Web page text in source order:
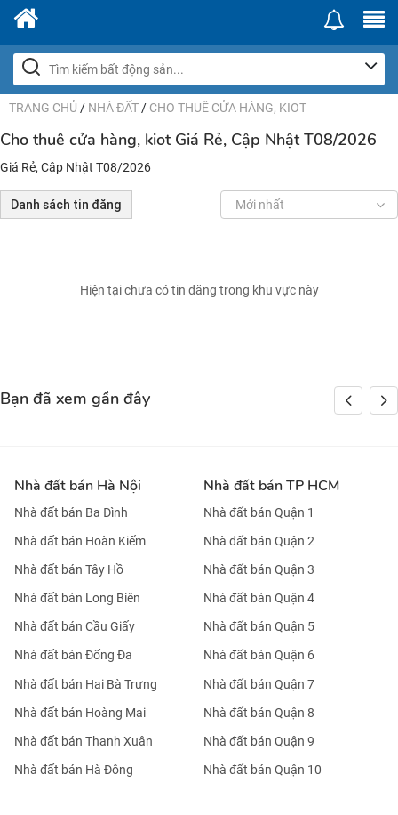
TRANG CHỦ / NHÀ ĐẤT / CHO THUÊ CỬA HÀNG, KIOT
Cho thuê cửa hàng, kiot Giá Rẻ, Cập Nhật T08/2026
Giá Rẻ, Cập Nhật T08/2026
Danh sách tin đăng Mới nhất
Hiện tại chưa có tin đăng trong khu vực này
Bạn đã xem gần đây
Nhà đất bán Hà Nội
Nhà đất bán Ba Đình
Nhà đất bán Hoàn Kiếm
Nhà đất bán Tây Hồ
Nhà đất bán Long Biên
Nhà đất bán Cầu Giấy
Nhà đất bán Đống Đa
Nhà đất bán Hai Bà Trưng
Nhà đất bán Hoàng Mai
Nhà đất bán Thanh Xuân
Nhà đất bán Hà Đông
Nhà đất bán TP HCM
Nhà đất bán Quận 1
Nhà đất bán Quận 2
Nhà đất bán Quận 3
Nhà đất bán Quận 4
Nhà đất bán Quận 5
Nhà đất bán Quận 6
Nhà đất bán Quận 7
Nhà đất bán Quận 8
Nhà đất bán Quận 9
Nhà đất bán Quận 10